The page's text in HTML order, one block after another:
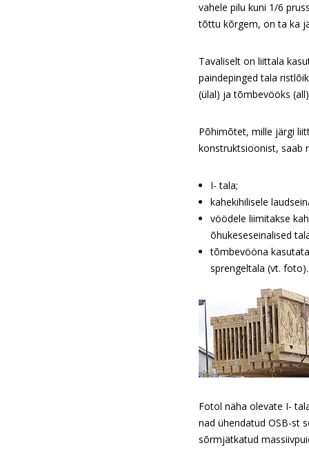
vahele pilu kuni 1/6
tõttu kõrgem, on ta ka
Tavaliselt on liittala
paindepinged tala
(ülal) ja tõmbevööks
Põhimõtet, mille järgi
konstruktsioonist, saab
I- tala;
kahekihilisele
vöödele liimitakse
õhukeseseinalised
tõmbevööna
sprengeltala (vt. foto).
Fotol näha olevate I-
nad ühendatud OSB-st
sõrmjätkatud